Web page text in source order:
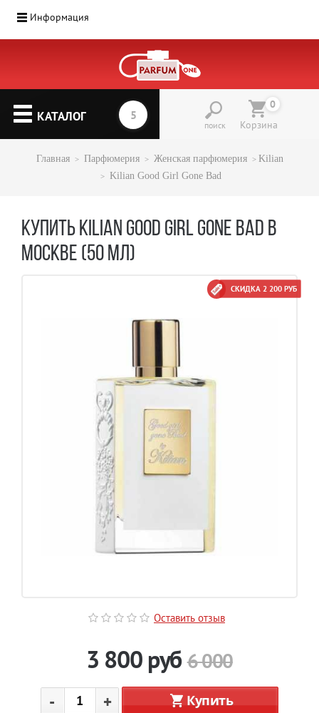
Информация
КАТАЛОГ
поиск
0
Корзина
Главная Парфюмерия Женская парфюмерия
Kilian
Kilian Good Girl Gone Bad
КУПИТЬ KILIAN GOOD GIRL GONE BAD В
МОСКВЕ (50 МЛ)
СКИДКА 2 200 РУБ
Оставить отзыв
3 800 руб 6 000
- + Купить